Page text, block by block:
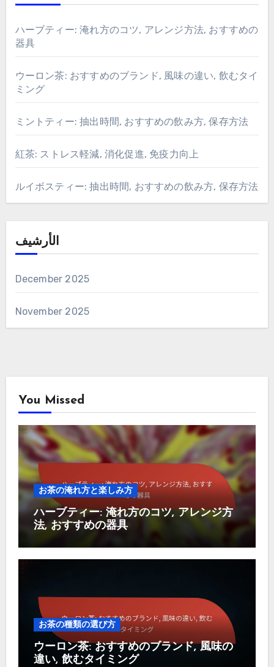
ハーブティー: 淹れ方のコツ, アレンジ方法, おすすめの
器具
ウーロン茶: おすすめのブランド, 風味の違い, 飲むタイ
ミング
ミントティー: 抽出時間, おすすめの飲み方, 保存方法
紅茶: ストレス軽減, 消化促進, 免疫力向上
ルイボスティー: 抽出時間, おすすめの飲み方, 保存方法
الأرشيف
December 2025
November 2025
You Missed
お茶の淹れ方と楽しみ方
ハーブティー: 淹れ方のコツ, アレンジ方
法, おすすめの器具
お茶の種類の選び方
ウーロン茶: おすすめのブランド, 風味の
違い, 飲むタイミング